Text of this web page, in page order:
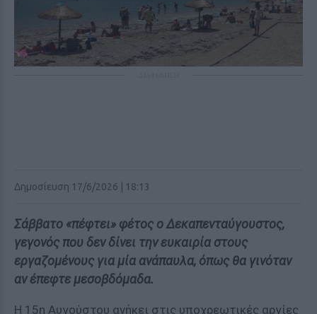
Δημοσίευση 17/6/2026 | 18:13
Σάββατο «πέφτει» φέτος ο Δεκαπενταύγουστος,
γεγονός που δεν δίνει την ευκαιρία στους
εργαζομένους για μία ανάπαυλα, όπως θα γινόταν
αν έπεφτε μεσοβδόμαδα.
Η 15η Αυγούστου ανήκει στις υποχρεωτικές αργίες